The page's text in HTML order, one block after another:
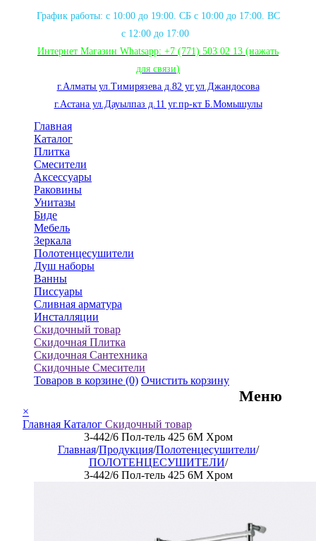
График работы: с 10:00 до 19:00. СБ с 10:00 до 17:00. ВС
с 12:00 до 17:00
Интернет Магазин Whatsapp: +7 (771) 503 02 13 (нажать
для связи)
г.Алматы ул.Тимирязева д.82 уг.ул.Джандосова
г.Астана ул.Дауылпаз д.11 уг.пр-кт Б.Момышулы
Главная
Каталог
Плитка
Смесители
Аксессуары
Раковины
Унитазы
Биде
Мебель
Зеркала
Полотенцесушители
Душ наборы
Ванны
Писсуары
Сливная арматура
Инсталляции
Скидочный товар
Скидочная Плитка
Скидочная Сантехника
Скидочные Смесители
Товаров в корзине (0) Очистить корзину
Меню
×
Главная Каталог Скидочный товар
3-442/6 Пол-тель 425 6M Хром
Главная/Продукция/Полотенцесушители/
ПОЛОТЕНЦЕСУШИТЕЛИ/
3-442/6 Пол-тель 425 6M Хром